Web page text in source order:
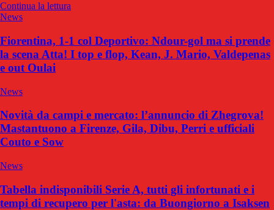
Continua la lettura
News
Fiorentina, 1-1 col Deportivo: Ndour-gol ma si prende
la scena Atta! I top e flop, Kean, J. Mario, Valdepenas
e out Oulai
News
Novità da campi e mercato: l’annuncio di Zhegrova!
Mastantuono a Firenze, Gila, Dibu, Perri e ufficiali
Couto e Sow
News
Tabella indisponibili Serie A, tutti gli infortunati e i
tempi di recupero per l'asta: da Buongiorno a Isaksen